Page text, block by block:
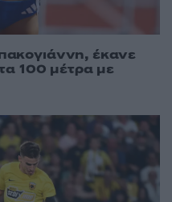
έκανε
100 μέτρα με